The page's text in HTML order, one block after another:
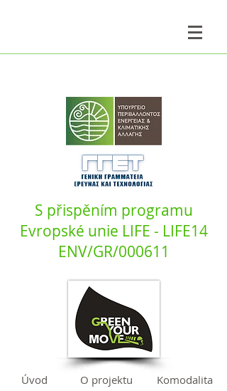
S přispěním programu
Evropské unie LIFE - LIFE14
ENV/GR/000611
Úvod O projektu
Komodalita